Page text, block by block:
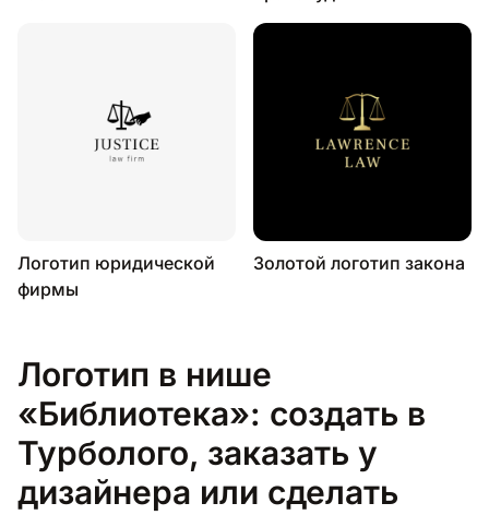
Логотип юридической
фирмы
Золотой логотип закона
Логотип в нише
«Библиотека»: создать в
Турболого, заказать у
дизайнера или сделать